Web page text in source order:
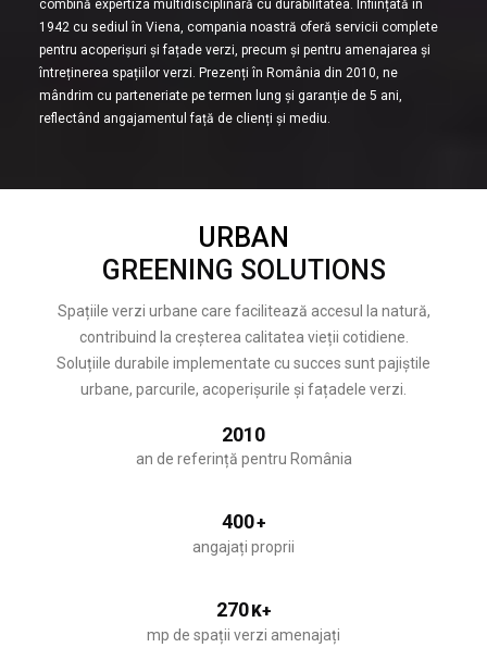
combină expertiza multidisciplinară cu durabilitatea. Înființată în
1942 cu sediul în Viena, compania noastră oferă servicii complete
pentru acoperișuri și fațade verzi, precum și pentru amenajarea și
întreținerea spațiilor verzi. Prezenți în România din 2010, ne
mândrim cu parteneriate pe termen lung și garanție de 5 ani,
reflectând angajamentul față de clienți și mediu.
URBAN
GREENING SOLUTIONS
Spațiile verzi urbane care facilitează accesul la natură,
contribuind la creșterea calitatea vieții cotidiene.
Soluțiile durabile implementate cu succes sunt pajiștile
urbane, parcurile, acoperișurile și fațadele verzi.
2010
an de referință pentru România
400+
angajați proprii
270K+
mp de spații verzi amenajați